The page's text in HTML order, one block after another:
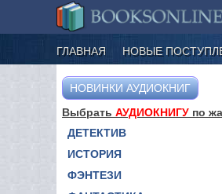
ГЛАВНАЯ НОВЫЕ
НОВИНКИ АУДИОКНИГ
Выбрать АУДИОКНИГУ по
ДЕТЕКТИВ
ИСТОРИЯ
ФЭНТЕЗИ